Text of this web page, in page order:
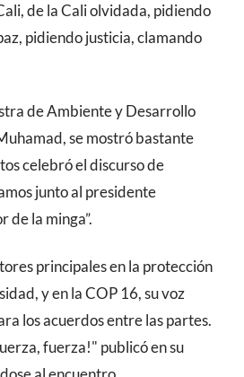
de la Cali olvidada, pidiendo
pidiendo justicia, clamando
de Ambiente y Desarrollo
se mostró bastante
celebró el discurso de
junto al presidente
de la minga”.
principales en la protección
y en la COP 16, su voz
los acuerdos entre las partes.
fuerza!" publicó en su